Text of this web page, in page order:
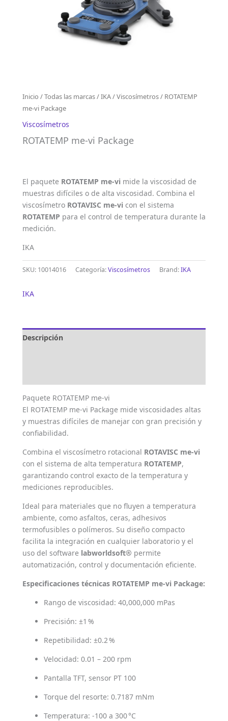
Inicio /Todas las marcas/IKA/Viscosímetros/ ROTATEMP
me-vi Package
Viscosímetros
ROTATEMP me-vi Package
El paquete ROTATEMP me-vi mide la viscosidad de
muestras difíciles o de alta viscosidad. Combina el
viscosímetro ROTAVISC me-vi con el sistema
ROTATEMP para el control de temperatura durante la
medición.
IKA
SKU: 10014016 Categoría:Viscosímetros Brand:IKA
IKA
Descripción
Paquete ROTATEMP me-vi
El ROTATEMP me-vi Package mide viscosidades altas
y muestras difíciles de manejar con gran precisión y
confiabilidad.
Combina el viscosímetro rotacional ROTAVISC me-vi
con el sistema de alta temperatura ROTATEMP,
garantizando control exacto de la temperatura y
mediciones reproducibles.
Ideal para materiales que no fluyen a temperatura
ambiente, como asfaltos, ceras, adhesivos
termofusibles o polímeros. Su diseño compacto
facilita la integración en cualquier laboratorio y el
uso del software labworldsoft® permite
automatización, control y documentación eficiente.
Especificaciones técnicas ROTATEMP me-vi Package:
Rango de viscosidad: 40,000,000 mPas
Precisión: ±1 %
Repetibilidad: ±0.2 %
Velocidad: 0.01 – 200 rpm
Pantalla TFT, sensor PT 100
Torque del resorte: 0.7187 mNm
Temperatura: -100 a 300 °C